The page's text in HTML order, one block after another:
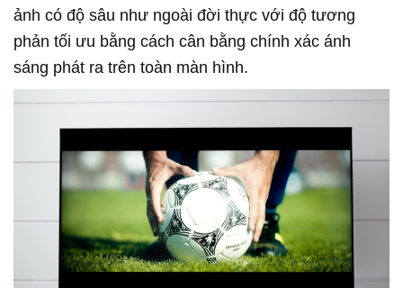
ảnh có độ sâu như ngoài đời thực với độ tương
phản tối ưu bằng cách cân bằng chính xác ánh
sáng phát ra trên toàn màn hình.